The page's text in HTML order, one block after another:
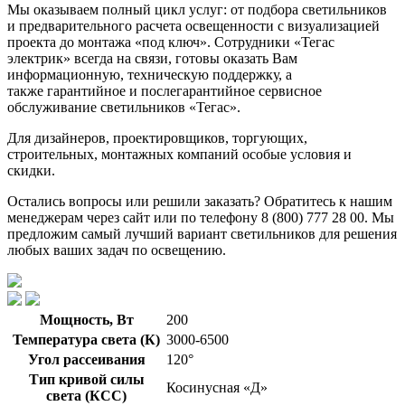
Мы оказываем полный цикл услуг: от подбора светильников
и предварительного расчета освещенности с визуализацией
проекта до монтажа «под ключ». Сотрудники «Тегас
электрик» всегда на связи, готовы оказать Вам
информационную, техническую поддержку, а
также гарантийное и послегарантийное сервисное
обслуживание светильников «Тегас».
Для дизайнеров, проектировщиков, торгующих,
строительных, монтажных компаний особые условия и
скидки.
Остались вопросы или решили заказать? Обратитесь к нашим
менеджерам через сайт или по телефону 8 (800) 777 28 00. Мы
предложим самый лучший вариант светильников для решения
любых ваших задач по освещению.
Мощность, Вт
200
Температура света (К) 3000-6500
Угол рассеивания
120°
Тип кривой силы
света (КСС)
Косинусная «Д»